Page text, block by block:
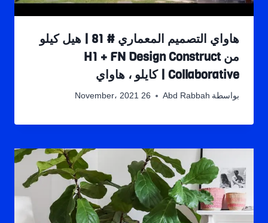
هاواي التصميم المعماري # 81 | هيل كيلو
من H1 + FN Design Construct
Collaborative | كايلو ، هاواي
بواسطة Abd Rabbah 26 November، 2021